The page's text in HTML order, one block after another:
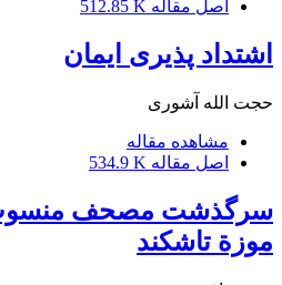
اصل مقاله 512.85 K
اشتداد پذیری ایمان
حجت الله آشوری
مشاهده مقاله
اصل مقاله 534.9 K
سرگذشت مصحف منسوب
موزة تاشکند